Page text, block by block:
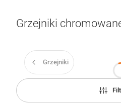
Grzejniki
Grzejniki